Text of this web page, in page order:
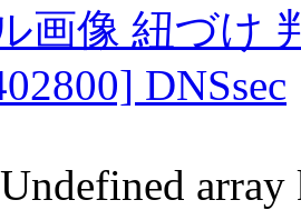
画像 紐づけ
DNSsec